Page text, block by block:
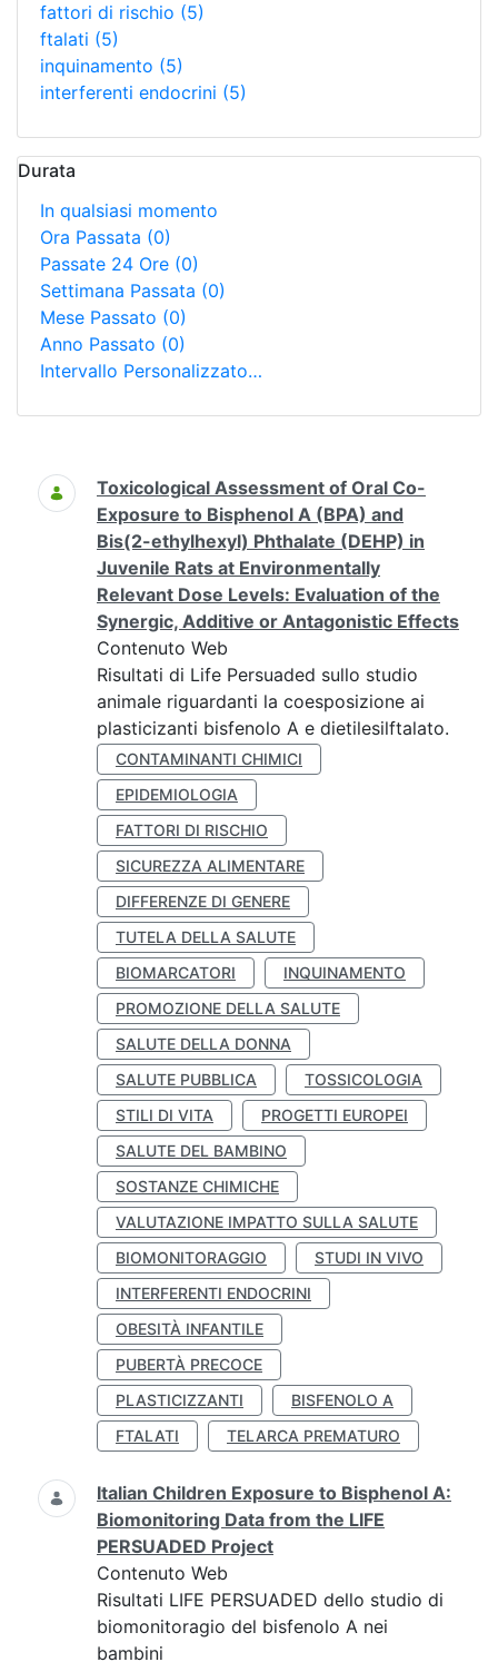
fattori di rischio (5)
ftalati (5)
inquinamento (5)
interferenti endocrini (5)
Durata
In qualsiasi momento
Ora Passata (0)
Passate 24 Ore (0)
Settimana Passata (0)
Mese Passato (0)
Anno Passato (0)
Intervallo Personalizzato…
Ricerca
Toxicological Assessment of Oral Co-
Exposure to Bisphenol A (BPA) and
Bis(2-ethylhexyl) Phthalate (DEHP) in
Juvenile Rats at Environmentally
Relevant Dose Levels: Evaluation of the
Synergic, Additive or Antagonistic Effects
Contenuto Web
Risultati di Life Persuaded sullo studio
animale riguardanti la coesposizione ai
plasticizanti bisfenolo A e dietilesilftalato.
CONTAMINANTI CHIMICI
EPIDEMIOLOGIA
FATTORI DI RISCHIO
SICUREZZA ALIMENTARE
DIFFERENZE DI GENERE
TUTELA DELLA SALUTE
BIOMARCATORI
INQUINAMENTO
PROMOZIONE DELLA SALUTE
SALUTE DELLA DONNA
SALUTE PUBBLICA
TOSSICOLOGIA
STILI DI VITA
PROGETTI EUROPEI
SALUTE DEL BAMBINO
SOSTANZE CHIMICHE
VALUTAZIONE IMPATTO SULLA SALUTE
BIOMONITORAGGIO
STUDI IN VIVO
INTERFERENTI ENDOCRINI
OBESITÀ INFANTILE
PUBERTÀ PRECOCE
PLASTICIZZANTI
BISFENOLO A
FTALATI
TELARCA PREMATURO
Italian Children Exposure to Bisphenol A:
Biomonitoring Data from the LIFE
PERSUADED Project
Contenuto Web
Risultati LIFE PERSUADED dello studio di
biomonitoragio del bisfenolo A nei
bambini